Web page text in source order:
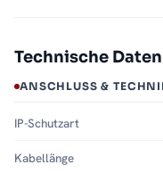
ob morgens warme
by-Betrieb über Nacht –
Heizstab optimal an
Technische Daten
ANSCHLUSS &
IP-Schutzart
Kabellänge